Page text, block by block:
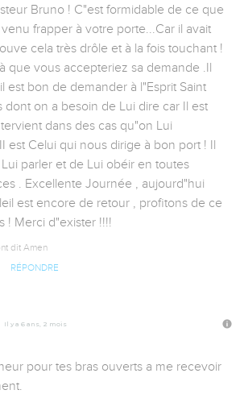
Bruno ! C"est formidable de ce que
frapper à votre porte...Car il avait
cela très drôle et à la fois touchant !
que vous accepteriez sa demande .Il
est bon de demander à l"Esprit Saint
dont on a besoin de Lui dire car Il est
dans des cas qu"on Lui
est Celui qui nous dirige à bon port ! Il
parler et de Lui obéir en toutes
. Excellente Journée , aujourd"hui
est encore de retour , profitons de ce
! Merci d"exister !!!!
dit Amen
RÉPONDRE
Il y a 6 ans, 2 mois
pour tes bras ouverts a me recevoir